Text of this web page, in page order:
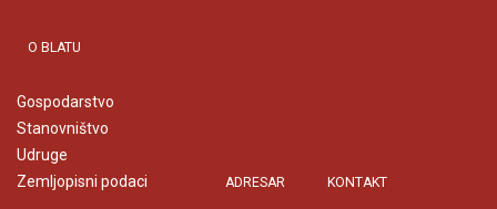
O BLATU
Gospodarstvo
Stanovništvo
Udruge
Zemljopisni podaci
ADRESAR KONTAKT